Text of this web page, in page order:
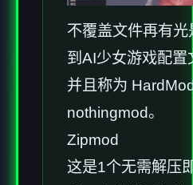
不覆盖文件再有光
到AI少女游戏配置
并且称为
nothingmod。
Zipmod
这是1个无需解压